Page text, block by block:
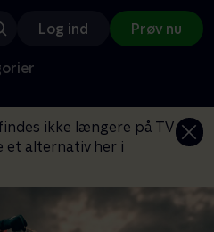
Log ind Prøv nu
ikke længere på TV
et alternativ her i